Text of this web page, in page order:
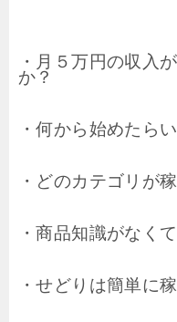
・月５万円の収入
か？
・何から始めたら
・どのカテゴリが
・商品知識がなく
・せどりは簡単に